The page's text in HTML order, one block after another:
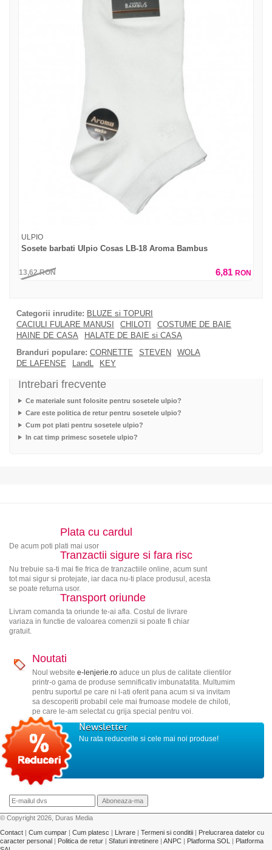
ULPIO
Sosete barbati Ulpio Cosas LB-18 Aroma Bambus
13,62RON 6,81 RON
Categorii inrudite: BLUZE si TOPURI
CACIULI FULARE MANUSI
CHILOTI
COSTUME DE BAIE
HAINE DE CASA
HALATE DE BAIE si CASA
Branduri populare: CORNETTE STEVEN
WOLA
DE LAFENSE
LandL KEY
Intrebari frecvente
Ce materiale sunt folosite pentru sosetele ulpio?
Care este politica de retur pentru sosetele ulpio?
Cum pot plati pentru sosetele ulpio?
In cat timp primesc sosetele ulpio?
Plata cu cardul
De acum poti plati mai usor
Tranzactii sigure si fara risc
Nu trebuie sa-ti mai fie frica de tranzactiile online, acum sunt
tot mai sigur si protejate, iar daca nu-ti place produsul, acesta
se poate returna usor.
Transport oriunde
Livram comanda ta oriunde te-ai afla. Costul de livrare
variaza in functie de valoarea comenzii si poate fi chiar
gratuit.
Noutati
Noul website e-lenjerie.roaduce un plus de calitate clientilor
printr-o gama de produse semnificativ imbunatatita. Multumim
pentru suportul pe care ni l-ati oferit pana acum si va invitam
sa descoperiti probabil cele mai frumoase modele de chiloti,
pe care le-am selectat cu grija special pentru voi.
Newsletter
Nu rata reducerile si cele mai noi produse!
© Copyright 2026, Duras Media
Contact | Cum cumpar | Cum platesc | Livrare | Termeni si conditii | Prelucrarea datelor cu
caracter personal | Politica de retur | Sfaturi intretinere | ANPC | Platforma SOL | Platforma